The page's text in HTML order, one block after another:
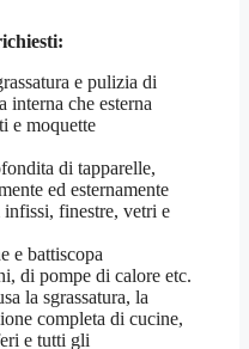
e pulizia di
interna che esterna
e moquette
di tapparelle,
ed esternamente
finestre, vetri e
e battiscopa
di pompe di calore etc.
la sgrassatura, la
completa di cucine,
e tutti gli